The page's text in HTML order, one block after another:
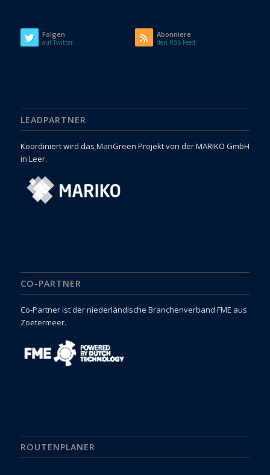
Folgen
auf Twitter
Abonniere
den RSS Feed
LEADPARTNER
Koordiniert wird das MariGreen Projekt von der MARIKO GmbH
in Leer.
CO-PARTNER
Co-Partner ist der niederländische Branchenverband FME aus
Zoetermeer.
ROUTENPLANER